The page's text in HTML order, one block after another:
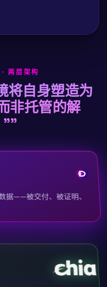
两层架构
将自身塑造为
非托管的解
”
据——被交付、被证明、